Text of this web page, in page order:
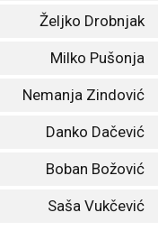
Željko Drobnjak
Milko Pušonja
Nemanja Zindović
Danko Dačević
Boban Božović
Saša Vukčević